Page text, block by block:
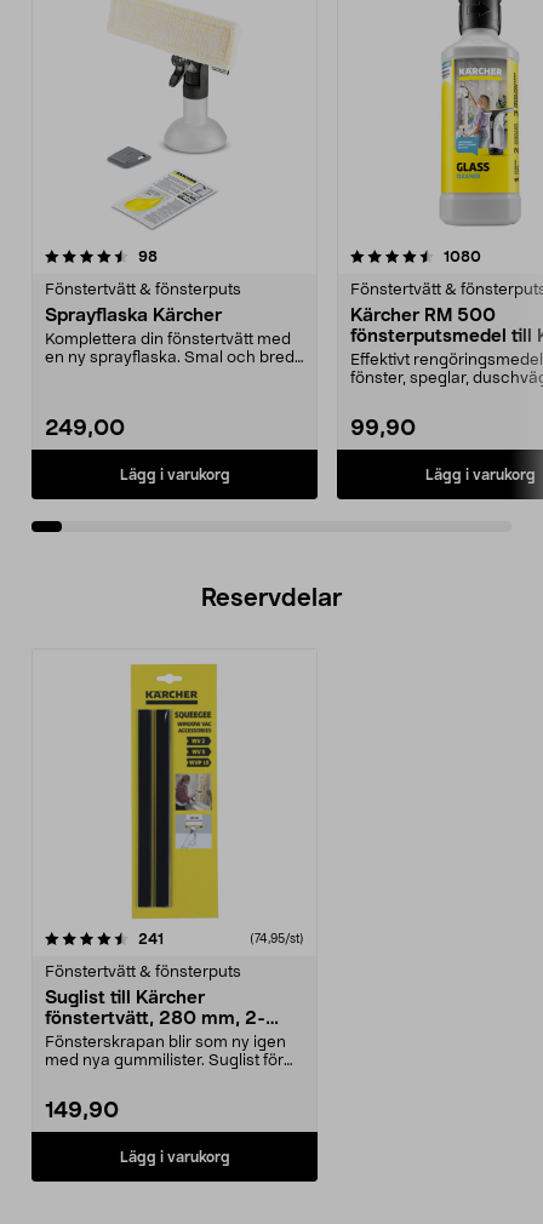
98recensioner
Fönstertvätt & fönsterputs
Sprayflaska Kärcher
Komplettera din fönstertvätt med
en ny sprayflaska. Smal och bred
249,00
Lägg i varukorg
4.5av 5 stjärnor 1080
Fönstertvätt &
Kärcher RM 500
fönsterputsmedel till
fönstertvätt
Effektivt
fönster, speglar,
99,90
Lägg i varukorg
4.5av 5 stjärnor
Reservdelar
241 (74,95/st)
Fönstertvätt & fönsterputs
Suglist till Kärcher
fönstertvätt, 280 mm, 2-
pack
Fönsterskrapan blir som ny igen
med nya gummilister. Suglist för
149,90
Lägg i varukorg